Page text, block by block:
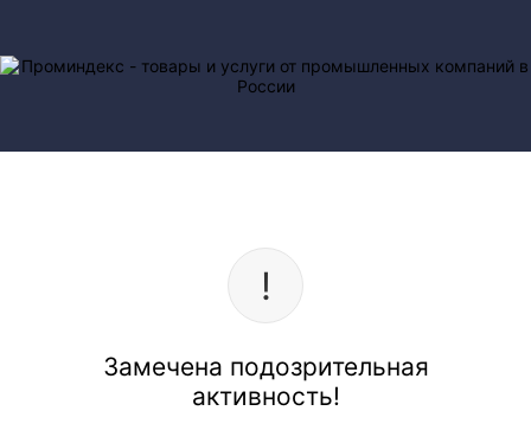
Замечена подозрительная
активность!